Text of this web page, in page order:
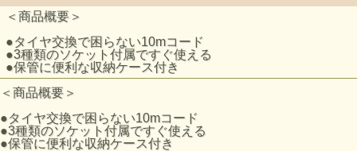
＜商品概要＞
●タイヤ交換で困らない10mコード
●3種類のソケット付属ですぐ使える
●保管に便利な収納ケース付き
＜商品概要＞
●タイヤ交換で困らない10mコード
●3種類のソケット付属ですぐ使える
●保管に便利な収納ケース付き